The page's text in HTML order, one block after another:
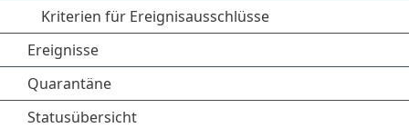
Kriterien für Ereignisausschlüsse
Ereignisse
Quarantäne
Statusübersicht